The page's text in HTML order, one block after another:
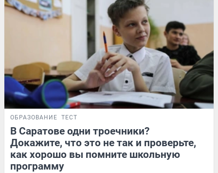
ОБРАЗОВАНИЕ ТЕСТ
В Саратове одни троечники?
Докажите, что это не так и проверьте,
как хорошо вы помните школьную
программу